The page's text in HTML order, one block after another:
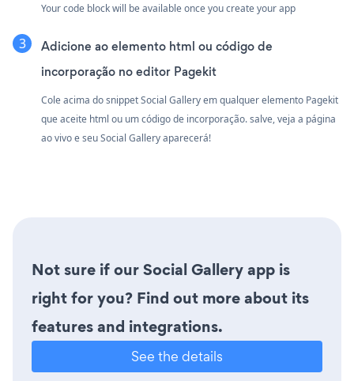
Your code block will be available once you create your app
Adicione ao elemento html ou código de
incorporação no editor Pagekit
Cole acima do snippet Social Gallery em qualquer elemento Pagekit
que aceite html ou um código de incorporação. salve, veja a página
ao vivo e seu Social Gallery aparecerá!
Not sure if our Social Gallery app is
right for you? Find out more about its
features and integrations.
See the details